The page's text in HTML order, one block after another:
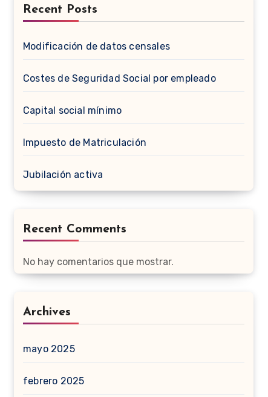
Recent Posts
Modificación de datos censales
Costes de Seguridad Social por empleado
Capital social mínimo
Impuesto de Matriculación
Jubilación activa
Recent Comments
No hay comentarios que mostrar.
Archives
mayo 2025
febrero 2025